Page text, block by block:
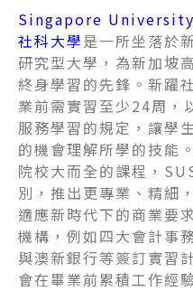
Singapore
社科大學是一所坐落於
研究型大學，為新加坡
終身學習的先鋒。新躍
業前需實習至少24周，
服務學習的規定，讓學
的機會理解所學的技能
院校大而全的課程，
別，推出更專業、精細
適應新時代下的商業要
機構，例如四大會計事
與澳新銀行等簽訂實習
會在畢業前累積工作經